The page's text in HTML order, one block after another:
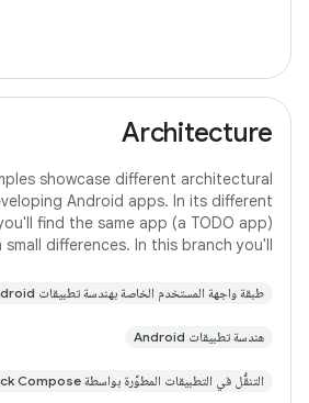
Architecture
showcase different architectural
Android apps. In its different
find the same app (a TODO app)
differences. In this branch you'll
طبقة واجهة المستخدم الخاصة بهندسة تطبيقات Android
هندسة تطبيقات Android
التنقُّل في التطبيقات المطوَّرة بواسطة Jetpack Compose